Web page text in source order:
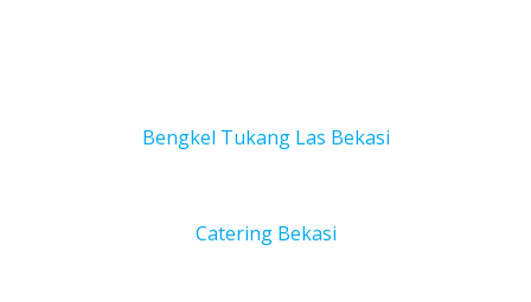
Bengkel Tukang Las Bekasi
Catering Bekasi